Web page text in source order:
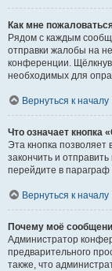
Как мне
Рядом с каждым
отправки жалобы на
конференции.
необходимых для
Вернуться к началу
Что означает кнопка
Эта кнопка позволяет
закончить и
перейдите в
Вернуться к началу
Почему моё
Администратор
предварительного
также, что